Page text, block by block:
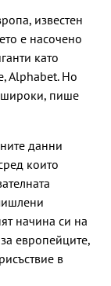
известен
е насочено
като
Alphabet. Но
широки, пише
данни
които
начина си на
европейците,
в